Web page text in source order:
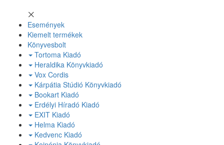
Események
Kiemelt termékek
Könyvesbolt
Tortoma Kiadó
Heraldika Könyvkiadó
Vox Cordis
Kárpátia Stúdió Könyvkiadó
Bookart Kiadó
Erdélyi Híradó Kiadó
EXIT Kiadó
Helma Kiadó
Kedvenc Kiadó